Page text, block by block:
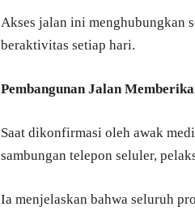
Akses jalan ini menghubungkan
beraktivitas setiap hari.
Pembangunan Jalan
Saat dikonfirmasi oleh awak
sambungan telepon seluler,
Ia menjelaskan bahwa seluruh